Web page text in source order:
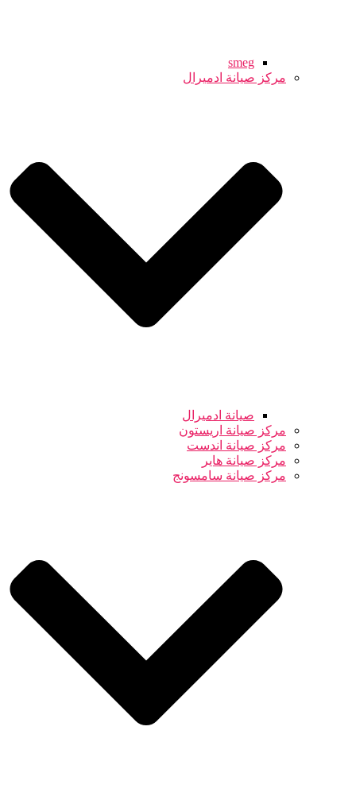
smeg
مركز صيانة ادميرال
صيانة ادميرال
مركز صيانة اريستون
مركز صيانة اندست
مركز صيانة هاير
مركز صيانة سامسونج